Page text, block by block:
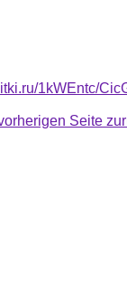
1kWEntc/
Seite